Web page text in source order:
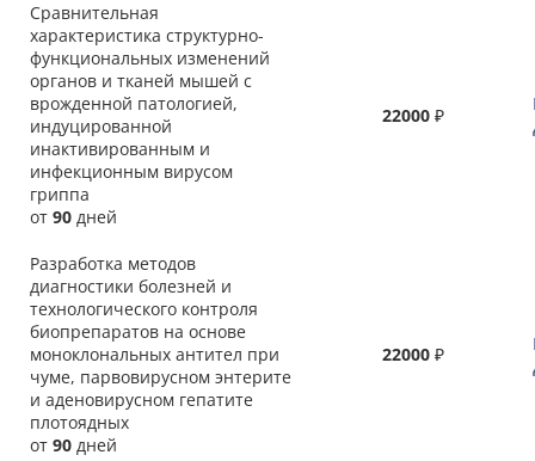
Сравнительная
характеристика структурно-
функциональных изменений
органов и тканей мышей с
врожденной патологией,
индуцированной
инактивированным и
инфекционным вирусом
гриппа
от 90 дней
22000 ₽
Разработка методов
диагностики болезней и
технологического контроля
биопрепаратов на основе
моноклональных антител при
чуме, парвовирусном энтерите
и аденовирусном гепатите
плотоядных
от 90 дней
22000 ₽